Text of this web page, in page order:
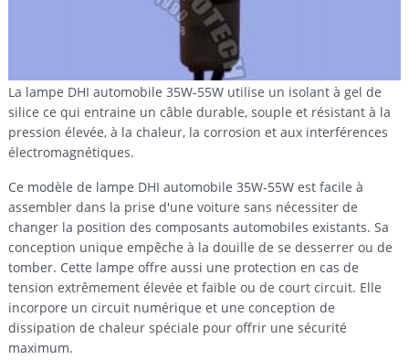
La lampe DHI automobile 35W-55W utilise un isolant à gel de
silice ce qui entraine un câble durable, souple et résistant à la
pression élevée, à la chaleur, la corrosion et aux interférences
électromagnétiques.
Ce modèle de lampe DHI automobile 35W-55W est facile à
assembler dans la prise d'une voiture sans nécessiter de
changer la position des composants automobiles existants. Sa
conception unique empêche à la douille de se desserrer ou de
tomber. Cette lampe offre aussi une protection en cas de
tension extrêmement élevée et faible ou de court circuit. Elle
incorpore un circuit numérique et une conception de
dissipation de chaleur spéciale pour offrir une sécurité
maximum.